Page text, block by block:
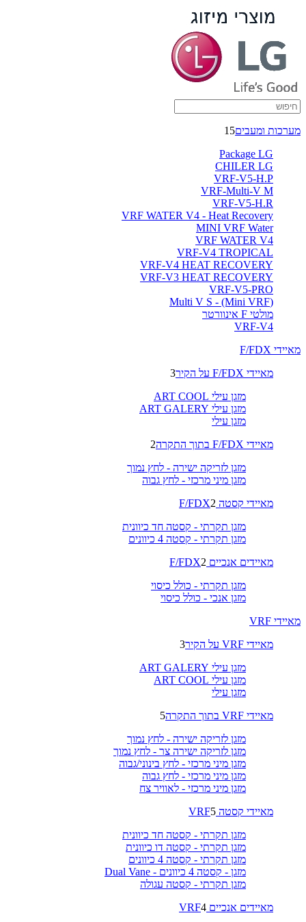
מערכות ומעבים15
Package LG
CHILER LG
VRF-V5-H.P
VRF-Multi-V M
VRF-V5-H.R
VRF WATER V4 - Heat Recovery
MINI VRF Water
VRF WATER V4
VRF-V4 TROPICAL
VRF-V4 HEAT RECOVERY
VRF-V3 HEAT RECOVERY
VRF-V5-PRO
(Multi V S - (Mini VRF
מולטי F אינוורטר
VRF-V4
מאיידי F/FDX
מאיידי F/FDX על הקיר
3
מזגן עילי ART COOL
מזגן עילי ART GALERY
מזגן עילי
מאיידי F/FDX בתוך התקרה
2
מזגן לזריקה ישירה - לחץ נמוך
מזגן מיני מרכזי - לחץ גבוה
מאיידי קסטה F/FDX 2
מזגן תקרתי - קסטה חד כיוונית
מזגן תקרתי - קסטה 4 כיוונים
מאיידים אנכיים F/FDX 2
מזגן תקרתי - כולל כיסוי
מזגן אנכי - כולל כיסוי
מאיידי VRF
מאיידי VRF על הקיר
3
מזגן עילי ART GALERY
מזגן עילי ART COOL
מזגן עילי
מאיידי VRF בתוך התקרה
5
מזגן לזריקה ישירה - לחץ נמוך
מזגן לזריקה ישירה צר - לחץ נמוך
מזגן מיני מרכזי - לחץ בינוני/גבוה
מזגן מיני מרכזי - לחץ גבוה
מזגן מיני מרכזי - לאוויר צח
מאיידי קסטה VRF 5
מזגן תקרתי - קסטה חד כיוונית
מזגן תקרתי - קסטה דו כיוונית
מזגן תקרתי - קסטה 4 כיוונים
מזגן - קסטה 4 כיוונים - Dual Vane
מזגן תקרתי - קסטה עגולה
מאיידים אנכיים VRF 4